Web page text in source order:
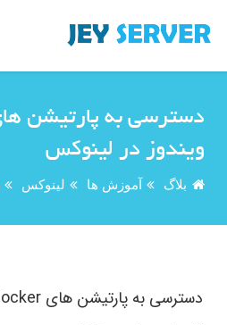
ویندوز در لینوکس
بلاگ آموزش ها لینوکس
دسترسی به پارتیشن های Bitlocker ویندوز در لینوکس